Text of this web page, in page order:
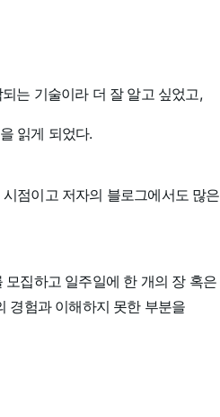
는 기술이라 더 잘 알고 싶었고,
읽게 되었다.
점이고 저자의 블로그에서도 많은
집하고 일주일에 한 개의 장 혹은
경험과 이해하지 못한 부분을